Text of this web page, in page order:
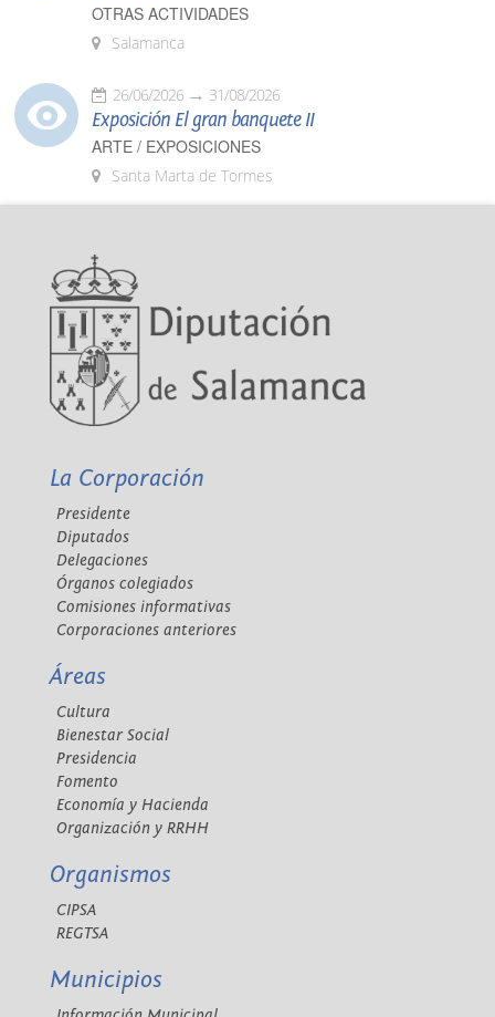
OTRAS ACTIVIDADES
Salamanca
26/06/2026 31/08/2026
Exposición El gran banquete II
ARTE / EXPOSICIONES
Santa Marta de Tormes
La Corporación
Presidente
Diputados
Delegaciones
Órganos colegiados
Comisiones informativas
Corporaciones anteriores
Áreas
Cultura
Bienestar Social
Presidencia
Fomento
Economía y Hacienda
Organización y RRHH
Organismos
CIPSA
REGTSA
Municipios